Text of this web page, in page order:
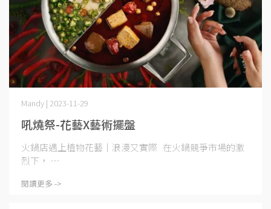
吼燒祭-花藝X藝術擺盤
Mandy | 2023-11-29
火鍋店遇上植物花藝｜浪漫又實際 在火鍋競爭市場的激
烈下， ⋯
閱讀更多 ->